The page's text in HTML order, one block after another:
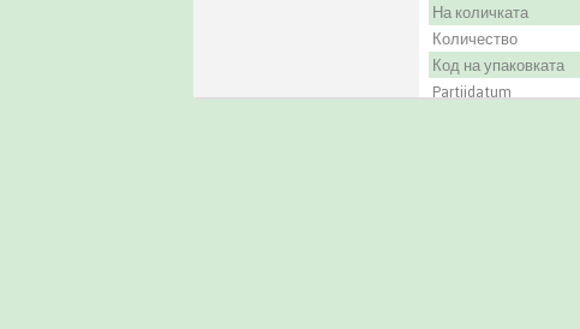
На количката
Количество
Код на упаковката
Partijdatum